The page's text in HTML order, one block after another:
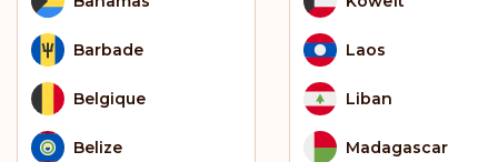
Barbade
Belgique
Belize
Laos
Liban
Madagascar